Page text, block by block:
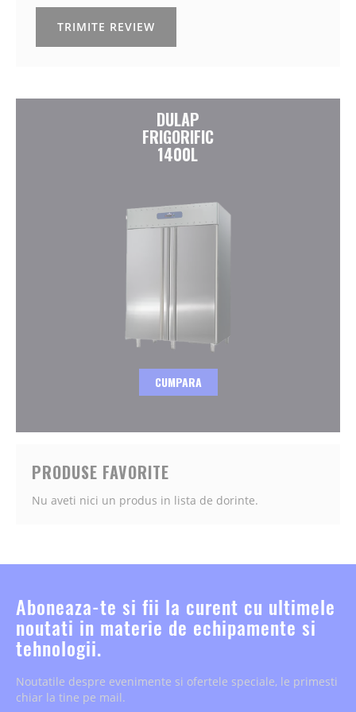
TRIMITE REVIEW
DULAP
FRIGORIFIC
1400L
CUMPARA
PRODUSE FAVORITE
Nu aveti nici un produs in lista de dorinte.
Aboneaza-te si fii la curent cu ultimele
noutati in materie de echipamente si
tehnologii.
Noutatile despre evenimente si ofertele speciale, le primesti
chiar la tine pe mail.